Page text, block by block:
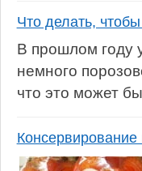
Что делать,
В прошлом году
немного
что это может